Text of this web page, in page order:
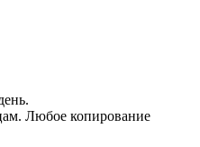
Любое копирование